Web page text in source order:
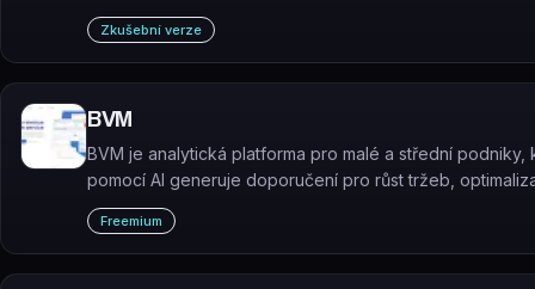
vyhledávání partnerů a tržních dat.
Zkušební verze
BVM
BVM je analytická platforma pro malé a střední podniky,
pomocí AI generuje doporučení pro růst tržeb,
skladových zásob a efektivní nákupy.
Freemium